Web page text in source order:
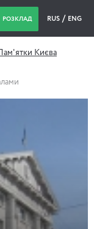
РОЗКЛАД RUS ENG
Києва